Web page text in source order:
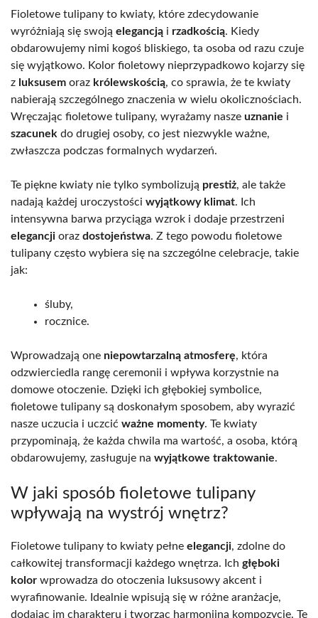
Fioletowe tulipany to kwiaty, które zdecydowanie
wyróżniają się swoją elegancją i rzadkością. Kiedy
obdarowujemy nimi kogoś bliskiego, ta osoba od razu czuje
się wyjątkowo. Kolor fioletowy nieprzypadkowo kojarzy się
z luksusem oraz królewskością, co sprawia, że te kwiaty
nabierają szczególnego znaczenia w wielu okolicznościach.
Wręczając fioletowe tulipany, wyrażamy nasze uznanie i
szacunek do drugiej osoby, co jest niezwykle ważne,
zwłaszcza podczas formalnych wydarzeń.
Te piękne kwiaty nie tylko symbolizują prestiż, ale także
nadają każdej uroczystości wyjątkowy klimat. Ich
intensywna barwa przyciąga wzrok i dodaje przestrzeni
elegancji oraz dostojeństwa. Z tego powodu fioletowe
tulipany często wybiera się na szczególne celebracje, takie
jak:
śluby,
rocznice.
Wprowadzają one niepowtarzalną atmosferę, która
odzwierciedla rangę ceremonii i wpływa korzystnie na
domowe otoczenie. Dzięki ich głębokiej symbolice,
fioletowe tulipany są doskonałym sposobem, aby wyrazić
nasze uczucia i uczcić ważne momenty. Te kwiaty
przypominają, że każda chwila ma wartość, a osoba, którą
obdarowujemy, zasługuje na wyjątkowe traktowanie.
W jaki sposób fioletowe tulipany
wpływają na wystrój wnętrz?
Fioletowe tulipany to kwiaty pełne elegancji, zdolne do
całkowitej transformacji każdego wnętrza. Ich głęboki
kolor wprowadza do otoczenia luksusowy akcent i
wyrafinowanie. Idealnie wpisują się w różne aranżacje,
dodając im charakteru i tworząc harmonijną kompozycję. Te